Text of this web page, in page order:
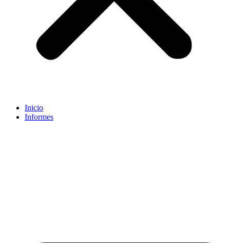
Inicio
Informes